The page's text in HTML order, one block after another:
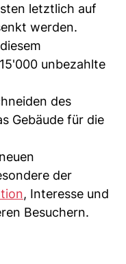
letztlich auf
werden.
unbezahlte
des
Gebäude für die
der
, Interesse und
Besuchern.